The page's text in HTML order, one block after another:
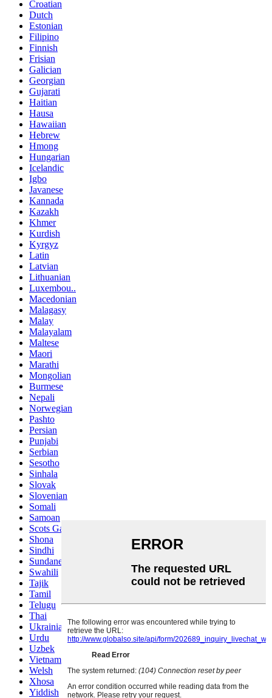
Croatian
Dutch
Estonian
Filipino
Finnish
Frisian
Galician
Georgian
Gujarati
Haitian
Hausa
Hawaiian
Hebrew
Hmong
Hungarian
Icelandic
Igbo
Javanese
Kannada
Kazakh
Khmer
Kurdish
Kyrgyz
Latin
Latvian
Lithuanian
Luxembou..
Macedonian
Malagasy
Malay
Malayalam
Maltese
Maori
Marathi
Mongolian
Burmese
Nepali
Norwegian
Pashto
Persian
Punjabi
Serbian
Sesotho
Sinhala
Slovak
Slovenian
Somali
Samoan
Scots Gaelic
Shona
Sindhi
Sundanese
Swahili
Tajik
Tamil
Telugu
Thai
Ukrainian
Urdu
Uzbek
Vietnamese
Welsh
Xhosa
Yiddish